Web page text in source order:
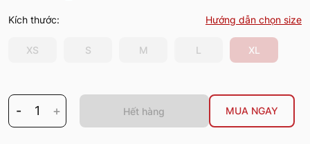
Kích thước: Hướng dẫn chọn size
XS S M L XL
- 1 + Hết hàng MUA NGAY